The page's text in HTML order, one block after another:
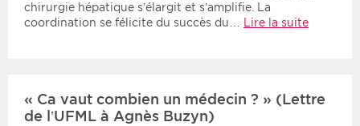
chirurgie hépatique s’élargit et s’amplifie. La
coordination se félicite du succès du… Lire la suite
« Ca vaut combien un médecin ? » (Lettre
de l’UFML à Agnès Buzyn)